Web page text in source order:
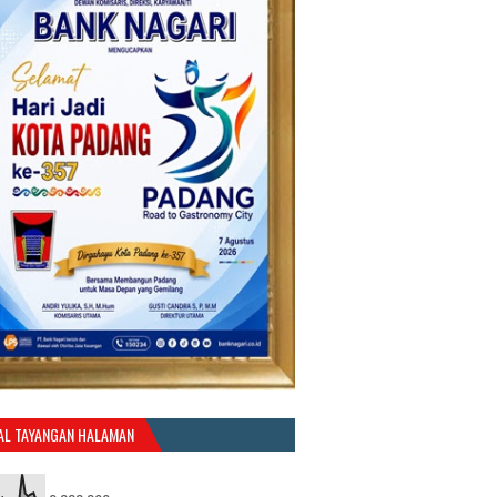
TAYANGAN HALAMAN